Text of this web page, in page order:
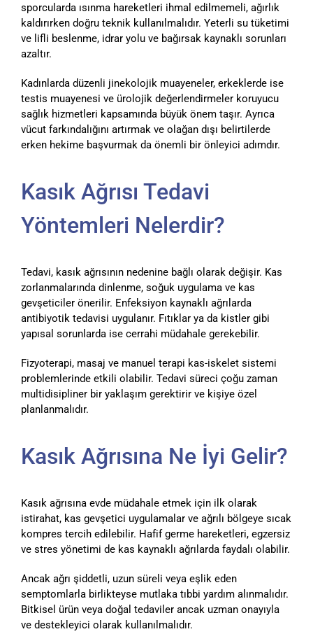
sporcularda ısınma hareketleri ihmal edilmemeli, ağırlık
kaldırırken doğru teknik kullanılmalıdır. Yeterli su tüketimi
ve lifli beslenme, idrar yolu ve bağırsak kaynaklı sorunları
azaltır.
Kadınlarda düzenli jinekolojik muayeneler, erkeklerde ise
testis muayenesi ve ürolojik değerlendirmeler koruyucu
sağlık hizmetleri kapsamında büyük önem taşır. Ayrıca
vücut farkındalığını artırmak ve olağan dışı belirtilerde
erken hekime başvurmak da önemli bir önleyici adımdır.
Kasık Ağrısı Tedavi
Yöntemleri Nelerdir?
Tedavi, kasık ağrısının nedenine bağlı olarak değişir. Kas
zorlanmalarında dinlenme, soğuk uygulama ve kas
gevşeticiler önerilir. Enfeksiyon kaynaklı ağrılarda
antibiyotik tedavisi uygulanır. Fıtıklar ya da kistler gibi
yapısal sorunlarda ise cerrahi müdahale gerekebilir.
Fizyoterapi, masaj ve manuel terapi kas-iskelet sistemi
problemlerinde etkili olabilir. Tedavi süreci çoğu zaman
multidisipliner bir yaklaşım gerektirir ve kişiye özel
planlanmalıdır.
Kasık Ağrısına Ne İyi Gelir?
Kasık ağrısına evde müdahale etmek için ilk olarak
istirahat, kas gevşetici uygulamalar ve ağrılı bölgeye sıcak
kompres tercih edilebilir. Hafif germe hareketleri, egzersiz
ve stres yönetimi de kas kaynaklı ağrılarda faydalı olabilir.
Ancak ağrı şiddetli, uzun süreli veya eşlik eden
semptomlarla birlikteyse mutlaka tıbbi yardım alınmalıdır.
Bitkisel ürün veya doğal tedaviler ancak uzman onayıyla
ve destekleyici olarak kullanılmalıdır.